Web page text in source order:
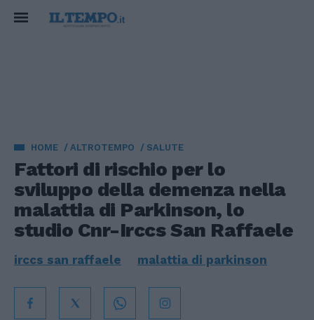
HOME ALTROTEMPO SALUTE
Fattori di rischio per lo
sviluppo della demenza nella
malattia di Parkinson, lo
studio Cnr-Irccs San Raffaele
irccs san raffaele malattia di parkinson